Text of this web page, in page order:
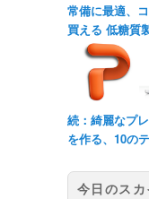
常備に最適、
買える 低糖質
続：綺麗なプ
を作る、10の
今日のス